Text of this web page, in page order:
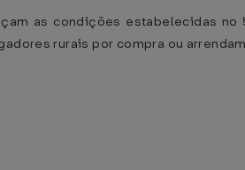
as condições estabelecidas no
rurais por compra ou